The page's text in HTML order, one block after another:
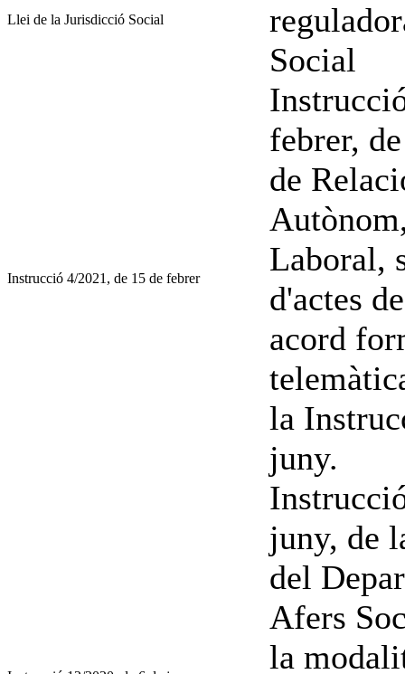
Llei de la Jurisdicció Social
Social
Instrucció 4/2021, de 15 de febrer
febrer,
de
Laboral,
d'actes
acord
la
juny.
juny, de
del
Afers
la